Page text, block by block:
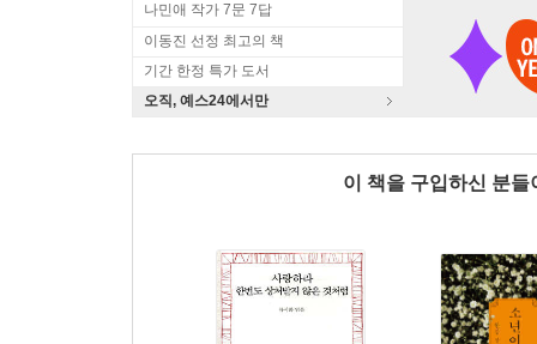
나민애 작가 7문 7답
이동진 선정 최고의 책
기간 한정 특가 도서
오직, 예스24에서만
이 책을 구입하신 분